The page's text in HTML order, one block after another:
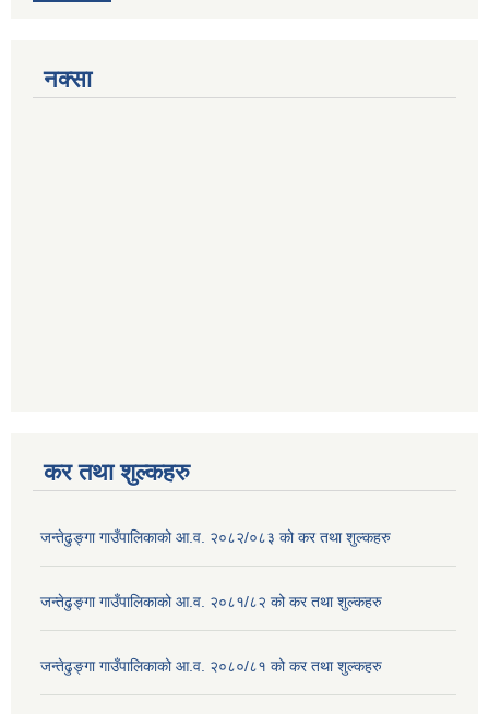
नक्सा
कर तथा शुल्कहरु
जन्तेढुङ्गा गाउँपालिकाको आ.व. २०८२/०८३ को कर तथा शुल्कहरु
जन्तेढुङ्गा गाउँपालिकाको आ.व. २०८१/८२ को कर तथा शुल्कहरु
जन्तेढुङ्गा गाउँपालिकाको आ.व. २०८०/८१ को कर तथा शुल्कहरु